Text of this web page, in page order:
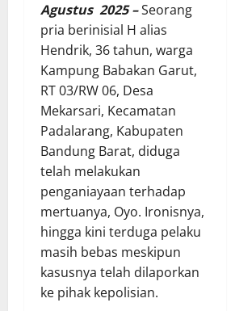
Agustus 2025 –Seorang
pria berinisial H alias
Hendrik, 36 tahun, warga
Kampung Babakan Garut,
RT 03/RW 06, Desa
Mekarsari, Kecamatan
Padalarang, Kabupaten
Bandung Barat, diduga
telah melakukan
penganiayaan terhadap
mertuanya, Oyo. Ironisnya,
hingga kini terduga pelaku
masih bebas meskipun
kasusnya telah dilaporkan
ke pihak kepolisian.